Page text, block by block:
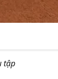
tập